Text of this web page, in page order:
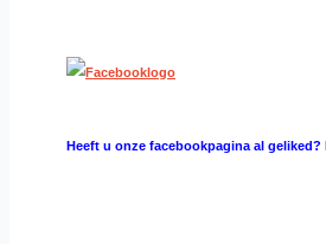
Heeft u onze facebookpagina al geliked?